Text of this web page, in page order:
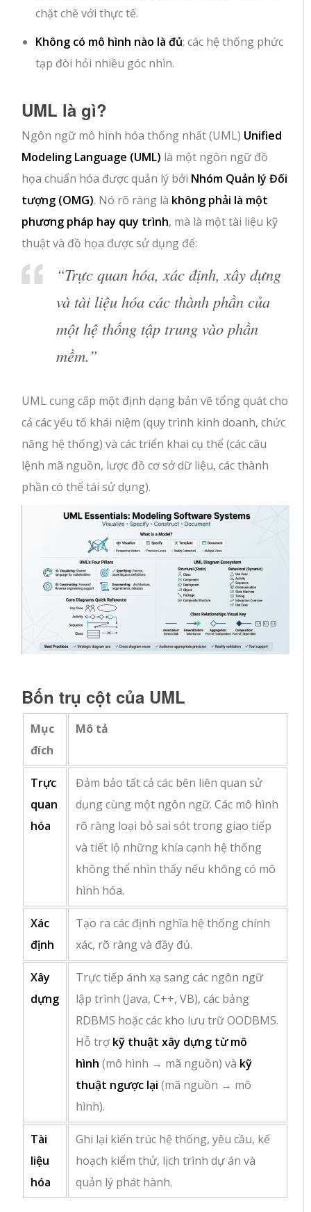
chặt chẽ với thực tế.
Không có mô hình nào là đủ; các hệ thống phức
tạp đòi hỏi nhiều góc nhìn.
UML là gì?
Ngôn ngữ mô hình hóa thống nhất (UML) Unified
Modeling Language (UML) là một ngôn ngữ đồ
họa chuẩn hóa được quản lý bởi Nhóm Quản lý Đối
tượng (OMG). Nó rõ ràng là không phải là một
phương pháp hay quy trình, mà là một tài liệu kỹ
thuật và đồ họa được sử dụng để:
“Trực quan hóa, xác định, xây dựng
và tài liệu hóa các thành phần của
một hệ thống tập trung vào phần
mềm.”
UML cung cấp một định dạng bản vẽ tổng quát cho
cả các yếu tố khái niệm (quy trình kinh doanh, chức
năng hệ thống) và các triển khai cụ thể (các câu
lệnh mã nguồn, lược đồ cơ sở dữ liệu, các thành
phần có thể tái sử dụng).
Bốn trụ cột của UML
Mục
đích
Mô tả
Trực
quan
hóa
Đảm bảo tất cả các bên liên quan sử
dụng cùng một ngôn ngữ. Các mô hình
rõ ràng loại bỏ sai sót trong giao tiếp
và tiết lộ những khía cạnh hệ thống
không thể nhìn thấy nếu không có mô
hình hóa.
Xác
định
Tạo ra các định nghĩa hệ thống chính
xác, rõ ràng và đầy đủ.
Xây
dựng
Trực tiếp ánh xạ sang các ngôn ngữ
lập trình (Java, C++, VB), các bảng
RDBMS hoặc các kho lưu trữ OODBMS.
Hỗ trợ kỹ thuật xây dựng từ mô
hình (mô hình → mã nguồn) và kỹ
thuật ngược lại (mã nguồn → mô
hình).
Tài
liệu
hóa
Ghi lại kiến trúc hệ thống, yêu cầu, kế
hoạch kiểm thử, lịch trình dự án và
quản lý phát hành.